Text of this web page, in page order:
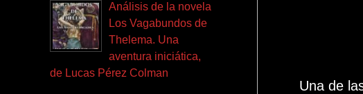
Análisis de la novela
Los Vagabundos de
Thelema. Una
aventura iniciática,
de Lucas Pérez Colman
Una de